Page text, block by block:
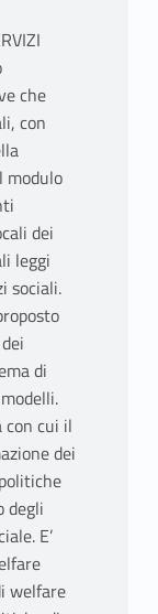
che
con
modulo
dei
leggi
sociali.
di
con cui il
dei
degli
E’
welfare